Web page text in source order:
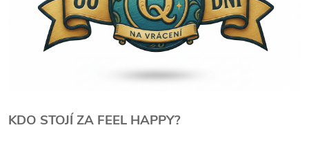
KDO STOJÍ ZA FEEL HAPPY?